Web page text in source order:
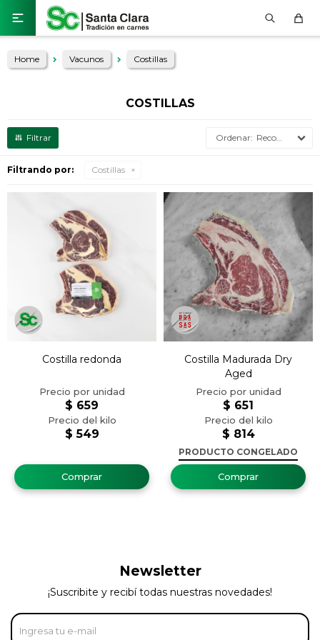

Home Vacunos Costillas
COSTILLAS
Recomendados
Filtrando por: Costillas
Costilla redonda
$ 549
$ 659
Costilla Madurada Dry
Aged
$ 814
$ 651
PRODUCTO CONGELADO
Newsletter
¡Suscribite y recibí todas nuestras novedades!